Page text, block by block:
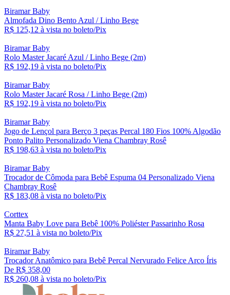
Biramar Baby
Almofada Dino Bento Azul / Linho Bege
R$ 125,12 à vista no boleto/Pix
Biramar Baby
Rolo Master Jacaré Azul / Linho Bege (2m)
R$ 192,19 à vista no boleto/Pix
Biramar Baby
Rolo Master Jacaré Rosa / Linho Bege (2m)
R$ 192,19 à vista no boleto/Pix
Biramar Baby
Jogo de Lençol para Berço 3 peças Percal 180 Fios 100% Algodão
Ponto Palito Personalizado Viena Chambray Rosê
R$ 198,63 à vista no boleto/Pix
Biramar Baby
Trocador de Cômoda para Bebê Espuma 04 Personalizado Viena
Chambray Rosê
R$ 183,08 à vista no boleto/Pix
Corttex
Manta Baby Love para Bebê 100% Poliéster Passarinho Rosa
R$ 27,51 à vista no boleto/Pix
Biramar Baby
Trocador Anatômico para Bebê Percal Nervurado Felice Arco Íris
De R$ 358,00
R$ 260,08 à vista no boleto/Pix